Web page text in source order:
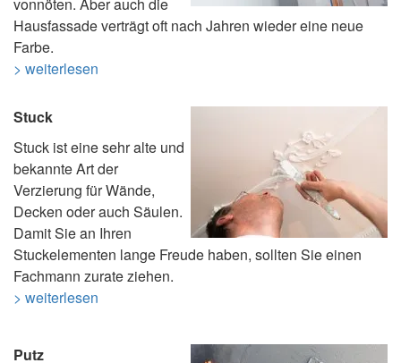
vonnöten. Aber auch die
Hausfassade verträgt oft nach Jahren wieder eine neue
Farbe.
> weiterlesen
Stuck
Stuck ist eine sehr alte und
bekannte Art der
Verzierung für Wände,
Decken oder auch Säulen.
Damit Sie an Ihren
Stuckelementen lange Freude haben, sollten Sie einen
Fachmann zurate ziehen.
> weiterlesen
Putz